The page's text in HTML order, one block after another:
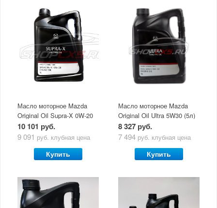
Масло моторное Mazda
Original Oil Supra-X 0W-20
(5 л)
10 101 руб.
9 091 руб. клубная цена
Купить
Масло моторное Mazda
Original Oil Ultra 5W30 (5л)
8 327 руб.
7 494 руб. клубная цена
Купить